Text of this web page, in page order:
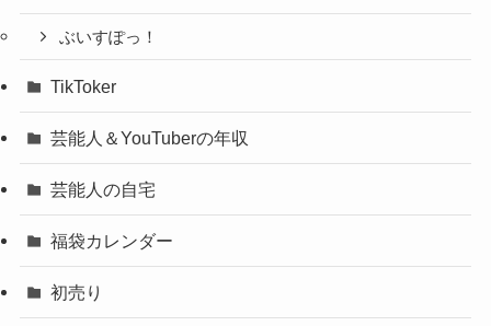
ぶいすぽっ！
TikToker
芸能人＆YouTuberの年収
芸能人の自宅
福袋カレンダー
初売り